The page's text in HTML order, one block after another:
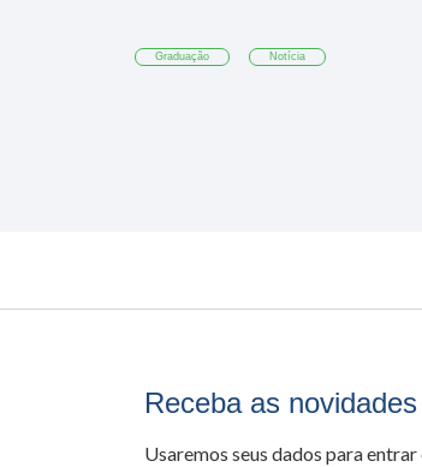
Graduação Notícia
Receba as
Usaremos seus dados para